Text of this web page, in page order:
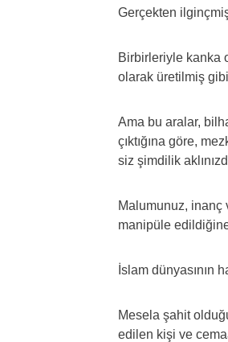
Gerçekten
Birbirleriyle kanka
olarak üretilmiş
Ama bu aralar,
çıktığına göre,
siz şimdilik
Malumunuz, inanç
manipüle
İslam dünyasının
Mesela şahit
edilen kişi ve